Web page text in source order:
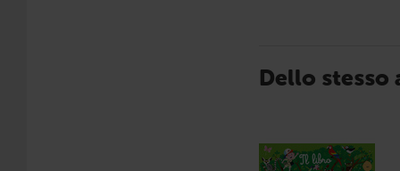
Dello stesso